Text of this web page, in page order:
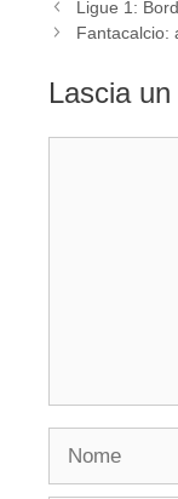
Ligue 1:
Fantacalcio:
Lascia
Nome